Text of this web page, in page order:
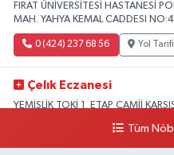
FIRAT ÜNİVERSİTESİ HASTANESİ
MAH. YAHYA KEMAL CADDESI
0 (424) 237 68 56 Yol Tarifi
Çelık Eczanesi
YEMİŞLİK TOKİ 1. ETAP CAMİİ
Tüm